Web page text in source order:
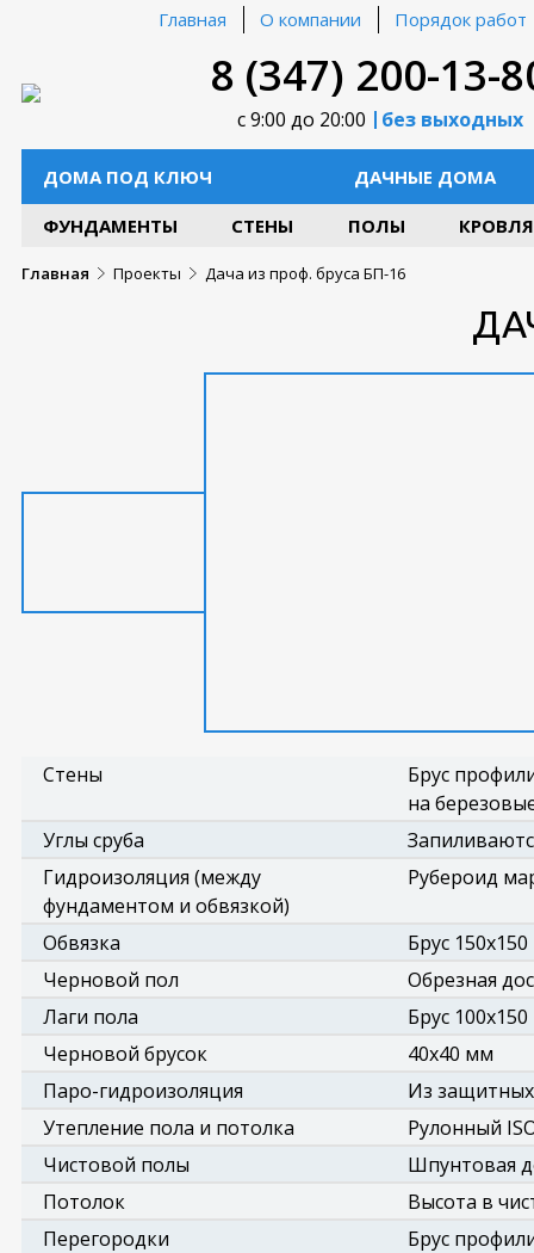
Главная О компании Порядок работ
8 (347) 200-13-
с 9:00 до 20:00 без выходных
ДОМА ПОД КЛЮЧ ДАЧНЫЕ ДОМА
ФУНДАМЕНТЫ СТЕНЫ ПОЛЫ КРОВЛЯ
Главная Проекты Дача из проф. бруса БП-16
Стены
Брус
на
Углы сруба
Гидроизоляция (между
фундаментом и обвязкой)
Рубероид
Обвязка
Брус 150х150
Черновой пол
Обрезная
Лаги пола
Брус
Черновой брусок
40х40 мм
Паро-гидроизоляция
Из
Утепление пола и потолка
Рулонный
Чистовой полы
Шпунтовая
Потолок
Высота в
Перегородки
Брус